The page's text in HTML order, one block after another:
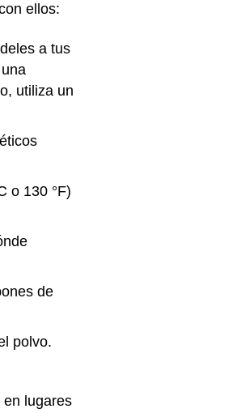
ellos:
a tus
utiliza un
o 130 °F)
de
polvo.
lugares